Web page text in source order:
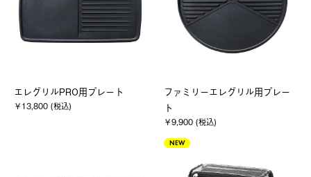
エレグリルPRO用プレート
￥13,800 (税込)
ファミリーエレグリル用プレー
ト
￥9,900 (税込)
NEW